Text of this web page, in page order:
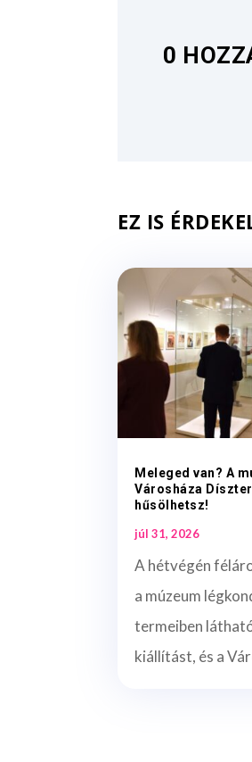
0
EZ IS
Meleged van? A
Városháza
hűsölhetsz!
júl 31, 2026
A hétvégén
a múzeum
termeiben
kiállítást, és a